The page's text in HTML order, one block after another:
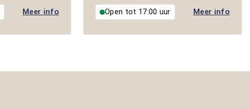
Meer info Open tot 17:00 uur Meer info